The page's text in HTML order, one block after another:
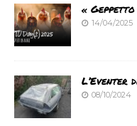
«
14/04/2025
L’Eventer
08/10/2024